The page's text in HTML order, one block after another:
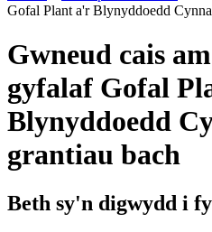
Gofal Plant a'r Blynyddoedd
Gwneud cais
gyfalaf Gofal
Blynyddoedd
grantiau bach
Beth sy'n digwydd i